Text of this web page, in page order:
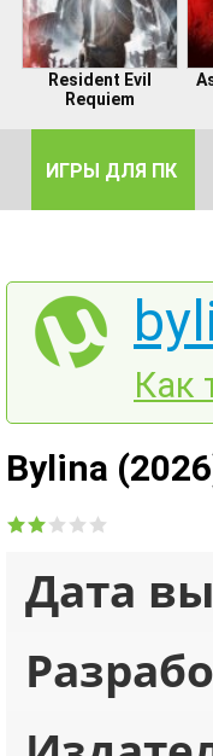
Resident Evil
Requiem
ИГРЫ ДЛЯ ПК
Как
Bylina
Дата